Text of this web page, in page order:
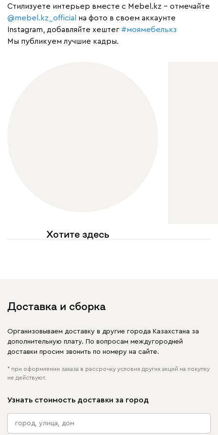
Cтилизуете интерьер вместе с Mebel.kz – отмечайте
@mebel.kz_official
на фото в своем аккаунте
Instagram, добавляйте хештег #моямебелькз
Мы публикуем лучшие кадры.
Хотите здесь
Доставка и сборка
Организовываем доставку в другие города Казахстана за
дополнительную плату. По вопросам междугородней
доставки просим звонить по номеру на сайте.
* при оформлении заказа в рассрочку условия других акций на покупку
не действуют.
Узнать стоимость доставки за город